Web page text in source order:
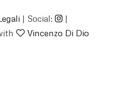
| Social:
|
Vincenzo Di Dio